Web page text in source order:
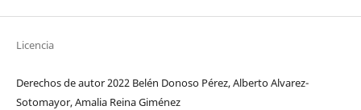
Licencia
Derechos de autor 2022 Belén Donoso Pérez, Alberto Alvarez-
Sotomayor, Amalia Reina Giménez